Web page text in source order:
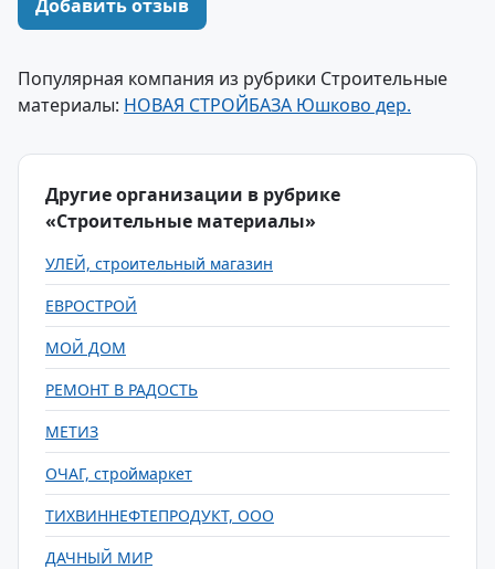
Добавить отзыв
Популярная компания из рубрики Строительные
материалы: НОВАЯ СТРОЙБАЗА Юшково дер.
Другие организации в рубрике
«Строительные материалы»
УЛЕЙ, строительный магазин
ЕВРОСТРОЙ
МОЙ ДОМ
РЕМОНТ В РАДОСТЬ
МЕТИЗ
ОЧАГ, строймаркет
ТИХВИННЕФТЕПРОДУКТ, ООО
ДАЧНЫЙ МИР